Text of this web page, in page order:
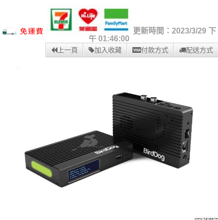
更新時間：2023/3/29 下
午 01:46:00
上一頁 加入收藏 付款方式 配送方式